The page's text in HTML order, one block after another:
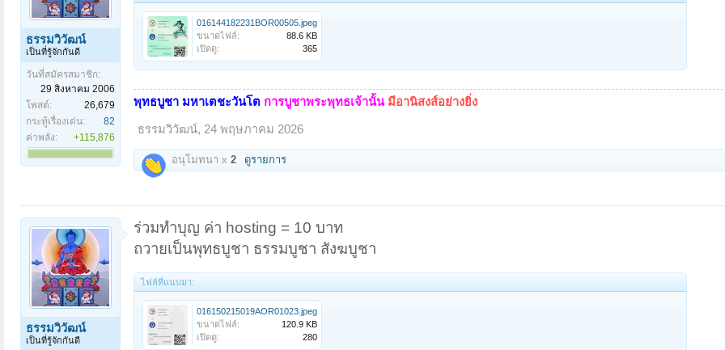
ธรรมวิวัฒน์
เป็นที่รู้จักกันดี
วันที่สมัครสมาชิก:
29 สิงหาคม 2006
โพสต์:
26,679
กระทู้เรื่องเด่น:
82
ค่าพลัง:
+115,876
016144182231BOR00505.jpeg
ขนาดไฟล์:
88.6 KB
เปิดดู:
365
พุทธบูชา มหาเตชะวันโต การบูชาพระพุทธเจ้านั้น มีอานิสงส์อย่างยิ่ง
ธรรมวิวัฒน์, 24 พฤษภาคม 2026
อนุโมทนา x 2 ดูรายการ
ธรรมวิวัฒน์
เป็นที่รู้จักกันดี
ร่วมทำบุญ ค่า hosting = 10 บาท
ถวายเป็นพุทธบูชา ธรรมบูชา สังฆบูชา
ไฟล์ที่แนบมา:
016150215019AOR01023.jpeg
ขนาดไฟล์:
120.9 KB
เปิดดู:
280